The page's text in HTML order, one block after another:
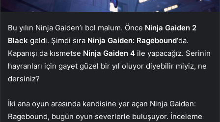
Bu yılın Ninja Gaiden’ı bol malum. Önce Ninja Gaiden 2
Black geldi. Şimdi sıra Ninja Gaiden: Ragebound‘da.
Kapanışı da kısmetse Ninja Gaiden 4 ile yapacağız. Serinin
hayranları için gayet güzel bir yıl oluyor diyebilir miyiz, ne
dersiniz?
İki ana oyun arasında kendisine yer açan Ninja Gaiden:
Ragebound, bugün oyun severlerle buluşuyor. İnceleme